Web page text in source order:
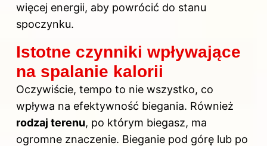
więcej energii, aby powrócić do stanu
spoczynku.
Istotne czynniki wpływające
na spalanie kalorii
Oczywiście, tempo to nie wszystko, co
wpływa na efektywność biegania. Również
rodzaj terenu, po którym biegasz, ma
ogromne znaczenie. Bieganie pod górę lub po